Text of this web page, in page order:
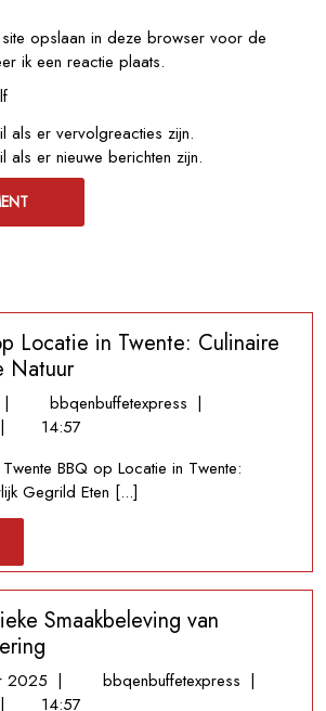
opslaan in deze browser voor de
ik een reactie plaats.
als er vervolgreacties zijn.
als er nieuwe berichten zijn.
Locatie in Twente: Culinaire
Natuur
21
mei
| bbqenbuffetexpress Unieke
Locatie
Beleving
in
de
|
|
14:57
BBQ op Locatie in Twente:
Gegrild Eten [...]
Smaakbeleving van
2025 05
september
| bbqenbuffetexpress Ontdek
|
|
14:57